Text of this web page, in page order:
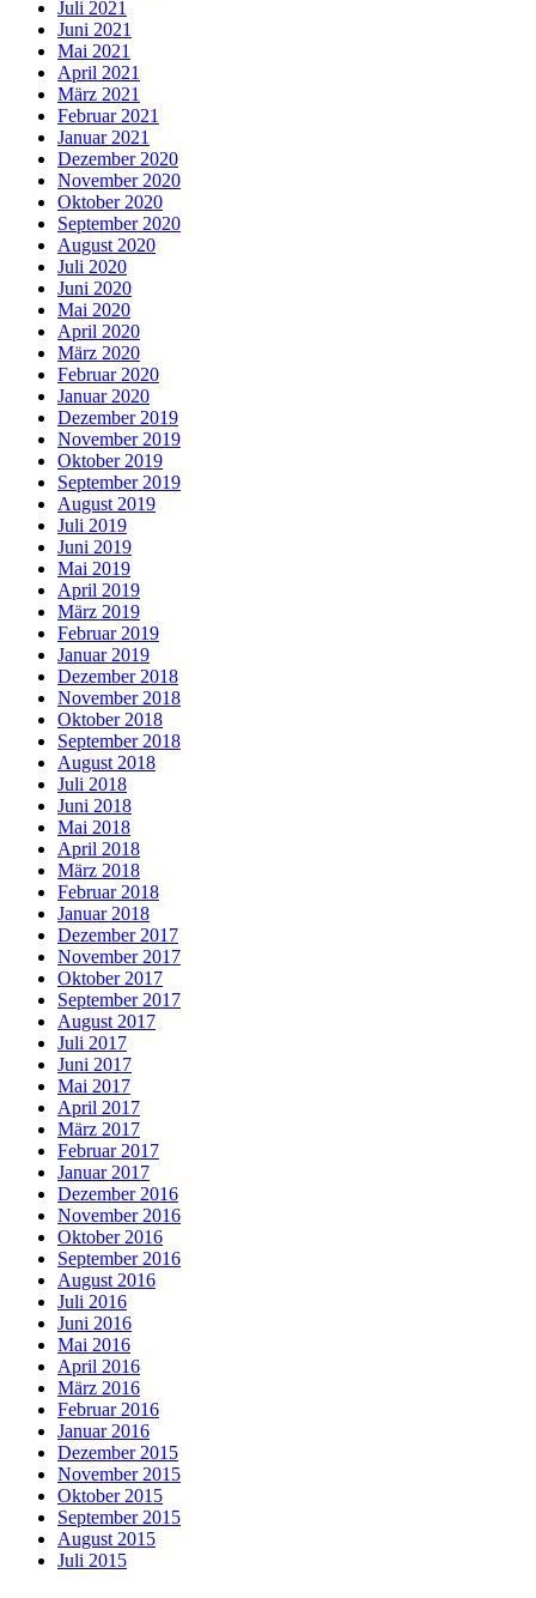
Juli 2021
Juni 2021
Mai 2021
April 2021
März 2021
Februar 2021
Januar 2021
Dezember 2020
November 2020
Oktober 2020
September 2020
August 2020
Juli 2020
Juni 2020
Mai 2020
April 2020
März 2020
Februar 2020
Januar 2020
Dezember 2019
November 2019
Oktober 2019
September 2019
August 2019
Juli 2019
Juni 2019
Mai 2019
April 2019
März 2019
Februar 2019
Januar 2019
Dezember 2018
November 2018
Oktober 2018
September 2018
August 2018
Juli 2018
Juni 2018
Mai 2018
April 2018
März 2018
Februar 2018
Januar 2018
Dezember 2017
November 2017
Oktober 2017
September 2017
August 2017
Juli 2017
Juni 2017
Mai 2017
April 2017
März 2017
Februar 2017
Januar 2017
Dezember 2016
November 2016
Oktober 2016
September 2016
August 2016
Juli 2016
Juni 2016
Mai 2016
April 2016
März 2016
Februar 2016
Januar 2016
Dezember 2015
November 2015
Oktober 2015
September 2015
August 2015
Juli 2015